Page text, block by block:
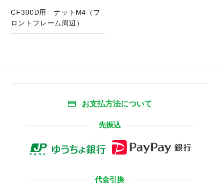
CF300D用 ナットM4（フ
ロントフレーム周辺）
お支払方法について
先振込
代金引換